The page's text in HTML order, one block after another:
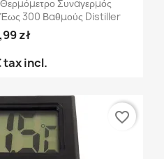
Συναγερμός
Έως 300 Βαθμούς Distiller
zł
tax incl.
favorite_border